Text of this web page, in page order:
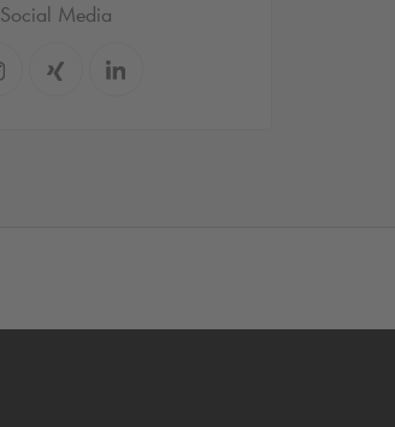
Social Media